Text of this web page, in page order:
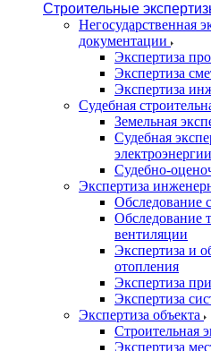
Строительные
Негосударственная
документации
Экспертиза
Экспертиза
Экспертиза
Судебная
Земельная
Судебная
электроэнергии
Судебно-
Экспертиза
Обследование
Обследование
вентиляции
Экспертиза и
отопления
Экспертиза
Экспертиза
Экспертиза объекта
Строительная
Экспертиза